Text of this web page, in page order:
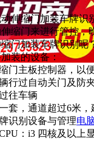
伸缩门加装车牌识
缩门来进行管控
门加装车牌识别呢
装的设备：
门主板控制器，以
行过自动关门及防
往车辆
套，通道超过6米
识别设备与管理电
：i3 四核及以上